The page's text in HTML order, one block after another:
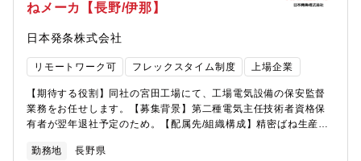
社員登用について】■広島での3年勤務長野事業所は広島との2拠点
では、必要な技術・経験を最短で習得するため、入社後3年、創業
の地である広島事業所で勤務します。3年後は長野に帰任し、経験
を活かして加工ツールの量産立ち上げ・安定化を牽引いただきま
す。実績としては3～5年での登用事例が多いです。【長野事業所
について】・長野事業所は、操業開始から80年を超える広島事業
所との国内2拠点体制構築のため、2018年に操業を開始した拠点
です。広島の地で培われてきた、モノづくりの品質やスピード
ねメーカ【長野/伊那】
日本発条株式会社
リモートワーク可 フレックスタイム制度 上場企業
【期待する役割】同社の宮田工場にて、工場電気設備の保安監督
業務をお任せします。【募集背景】第二種電気主任技術者資格保
有者が翌年退社予定のため。【配属先/組織構成】精密ばね生産本
けたプロジェクトに携われることだけでなく、同社としても電動
勤務地 長野県